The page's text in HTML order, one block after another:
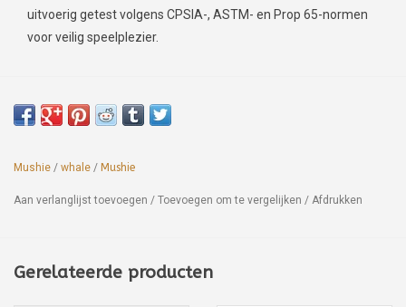
uitvoerig getest volgens CPSIA-, ASTM- en Prop 65-normen
voor veilig speelplezier.
Mushie / whale / Mushie
Aan verlanglijst toevoegen / Toevoegen om te vergelijken / Afdrukken
Gerelateerde producten